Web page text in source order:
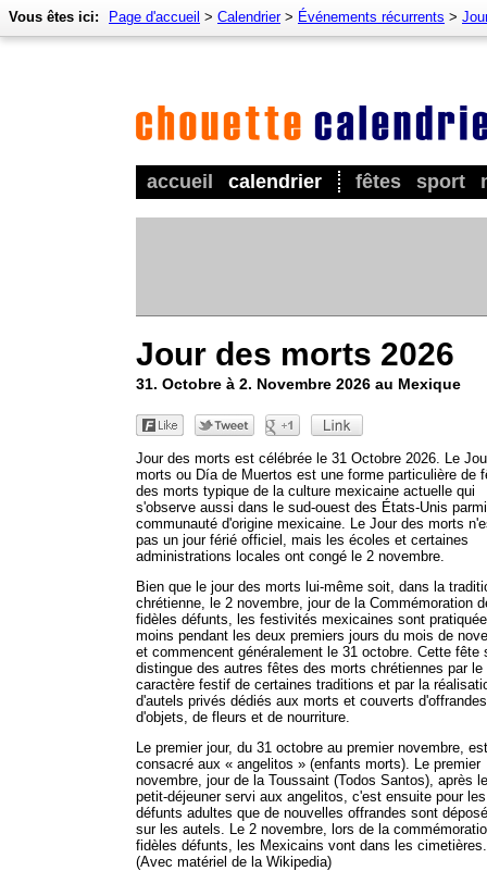
accueil calendrier fêtes sport
Vous êtes ici: Page d'accueil > Calendrier> Événements récurrents >
Jour des morts 2026
31. Octobre à 2. Novembre 2026 au Mexique
Jour des morts est célébrée le 31 Octobre 2026. Le
morts ou Día de Muertos est une forme particulière de
des morts typique de la culture mexicaine actuelle qui
s'observe aussi dans le sud-ouest des États-Unis
communauté d'origine mexicaine. Le Jour des morts
pas un jour férié officiel, mais les écoles et certaines
administrations locales ont congé le 2 novembre.
Bien que le jour des morts lui-même soit, dans la
chrétienne, le 2 novembre, jour de la Commémoration
fidèles défunts, les festivités mexicaines sont
moins pendant les deux premiers jours du mois de
et commencent généralement le 31 octobre. Cette fête
distingue des autres fêtes des morts chrétiennes par le
caractère festif de certaines traditions et par la
d'autels privés dédiés aux morts et couverts d'offrandes
d'objets, de fleurs et de nourriture.
Le premier jour, du 31 octobre au premier novembre, est
consacré aux « angelitos » (enfants morts). Le premier
novembre, jour de la Toussaint (Todos Santos), après le
petit-déjeuner servi aux angelitos, c'est ensuite pour les
défunts adultes que de nouvelles offrandes sont
sur les autels. Le 2 novembre, lors de la
fidèles défunts, les Mexicains vont dans les cimetières.
(Avec matériel de la Wikipedia)